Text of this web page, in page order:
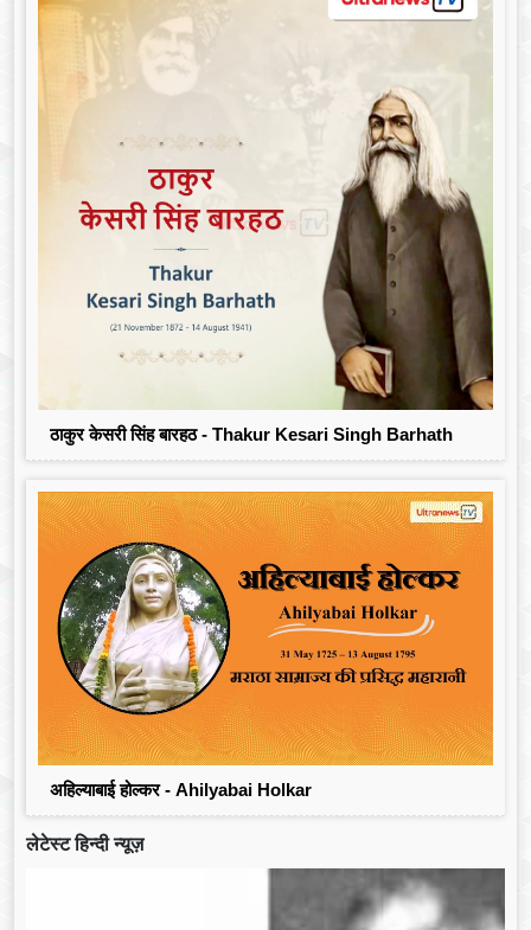
ठाकुर केसरी सिंह बारहठ - Thakur Kesari Singh Barhath
अहिल्याबाई होल्कर - Ahilyabai Holkar
लेटेस्ट हिन्दी न्यूज़